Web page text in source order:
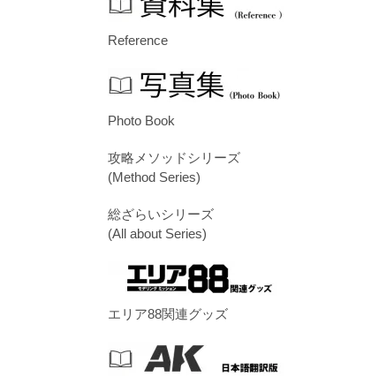
Reference
Photo Book
攻略メソッドシリーズ
(Method Series)
総ざらいシリーズ
(All about Series)
エリア88関連グッズ